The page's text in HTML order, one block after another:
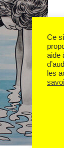
Ce
aide
les